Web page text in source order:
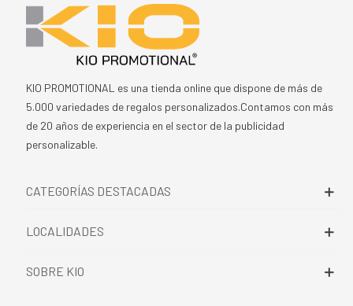
KIO PROMOTIONAL es una tienda online que dispone de más de
5.000 variedades de regalos personalizados.Contamos con más
de 20 años de experiencia en el sector de la publicidad
personalizable.
CATEGORÍAS DESTACADAS
LOCALIDADES
SOBRE KIO